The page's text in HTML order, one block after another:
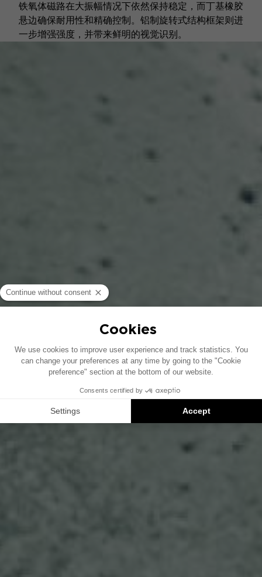
铁氧体磁路在大振幅情况下依然保持稳定，而丁基橡胶
悬边确保耐用性和精确控制。铝制旋转式结构框架则进
一步增强强度，并带来鲜明的视觉识别。